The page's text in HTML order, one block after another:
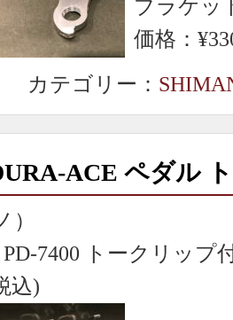
ブラケッ
価格：
カテゴリー：
ACE ペダル
）
7400 トークリップ
込)